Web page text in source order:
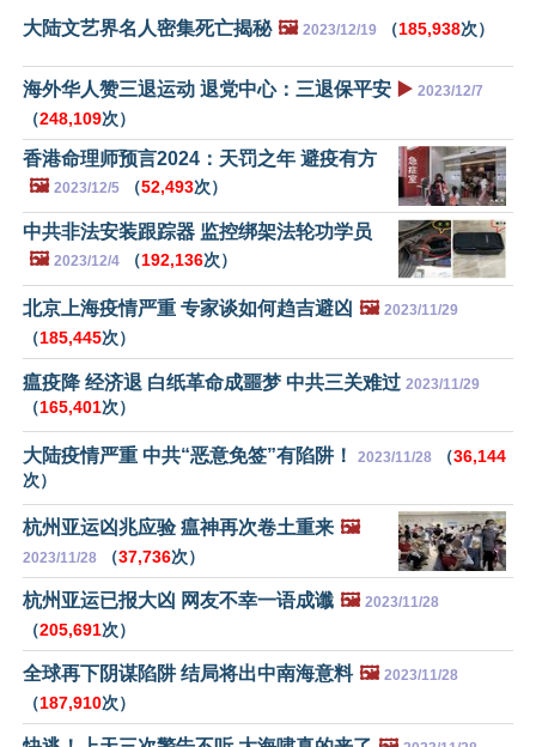
大陆文艺界名人密集死亡揭秘 🖼️ 2023/12/19 （185,938次）
海外华人赞三退运动 退党中心：三退保平安 ▶️ 2023/12/7
（248,109次）
香港命理师预言2024：天罚之年 避疫有方
🖼️ 2023/12/5 （52,493次）
中共非法安装跟踪器 监控绑架法轮功学员
🖼️ 2023/12/4 （192,136次）
北京上海疫情严重 专家谈如何趋吉避凶 🖼️ 2023/11/29
（185,445次）
瘟疫降 经济退 白纸革命成噩梦 中共三关难过 2023/11/29
（165,401次）
大陆疫情严重 中共“恶意免签”有陷阱！ 2023/11/28 （36,144
次）
杭州亚运凶兆应验 瘟神再次卷土重来 🖼️
2023/11/28 （37,736次）
杭州亚运已报大凶 网友不幸一语成谶 🖼️ 2023/11/28
（205,691次）
全球再下阴谋陷阱 结局将出中南海意料 🖼️ 2023/11/28
（187,910次）